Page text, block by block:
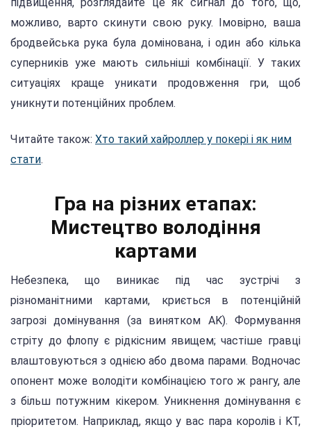
можливо, варто скинути свою руку. Імовірно, ваша
бродвейська рука була домінована, і один або кілька
суперників уже мають сильніші комбінації. У таких
ситуаціях краще уникати продовження гри, щоб
уникнути потенційних проблем.
Читайте також: Хто такий хайроллер у покері і як ним
стати.
Гра на різних етапах:
Мистецтво володіння
картами
Небезпека, що виникає під час зустрічі з
різноманітними картами, криється в потенційній
загрозі домінування (за винятком AK). Формування
стріту до флопу є рідкісним явищем; частіше гравці
влаштовуються з однією або двома парами. Водночас
опонент може володіти комбінацією того ж рангу, але
з більш потужним кікером. Уникнення домінування є
пріоритетом. Наприклад, якщо у вас пара королів і KT,